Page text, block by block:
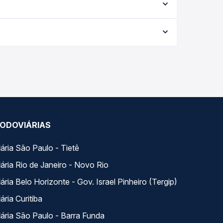
exata de cada opção na data desejada.
e garante a melhor oferta para o seu roteiro.
São Paulo - Tietê
Rio de Janeiro - Novo Rio
Belo Horizonte - Gov. Israel Pinheiro (Tergip)
Curitiba
São Paulo - Barra Funda